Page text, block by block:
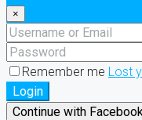
×
Remember me Lost
Login
Continue with